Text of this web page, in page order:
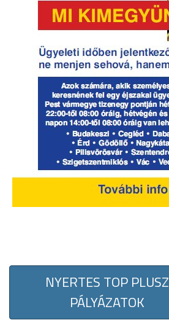
NYERTES TOP PLUSZ
PÁLYÁZATOK